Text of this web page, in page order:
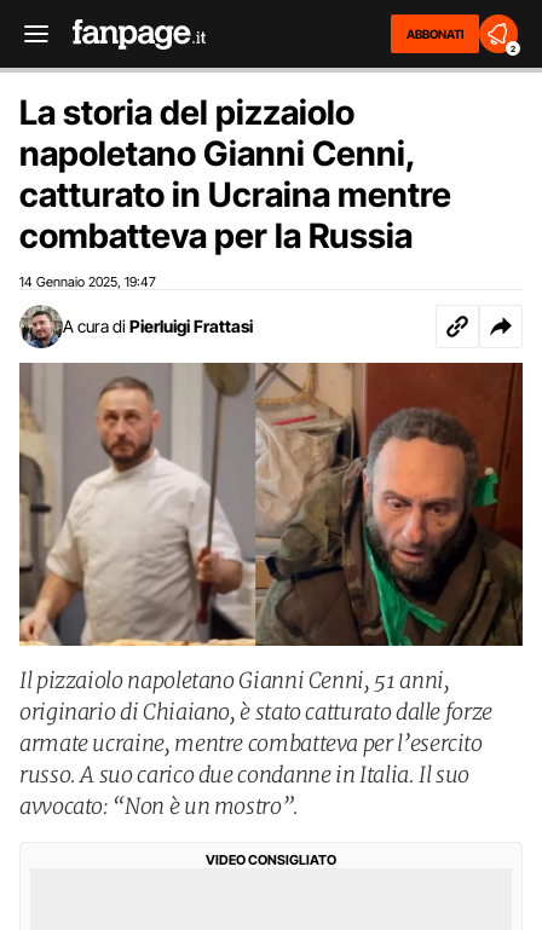
ABBONATI
2
La storia del pizzaiolo
napoletano Gianni Cenni,
catturato in Ucraina mentre
combatteva per la Russia
14 Gennaio 2025 19:47
A cura di Pierluigi Frattasi
Il pizzaiolo napoletano Gianni Cenni, 51 anni,
originario di Chiaiano, è stato catturato dalle forze
armate ucraine, mentre combatteva per l’esercito
russo. A suo carico due condanne in Italia. Il suo
avvocato: “Non è un mostro”.
VIDEO CONSIGLIATO